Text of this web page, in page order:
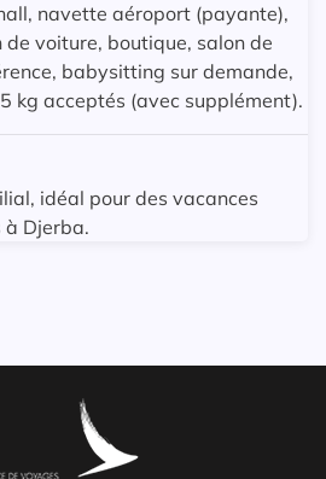
navette aéroport (payante),
voiture, boutique, salon de
babysitting sur demande,
kg acceptés (avec supplément).
idéal pour des vacances
à Djerba.